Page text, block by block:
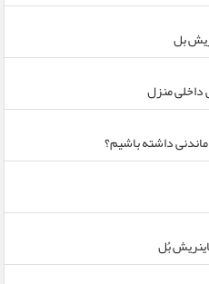
بل
داخلی منزل
داشته باشیم؟
بُل